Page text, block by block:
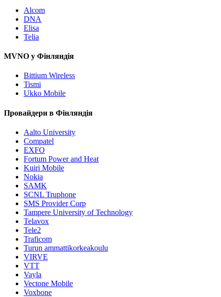
Alcom
DNA
Elisa
Telia
MVNO у Фінляндія
Bittium Wireless
Tismi
Ukko Mobile
Провайдери в Фінляндія
Aalto University
Compatel
EXFO
Fortum Power and Heat
Kuiri Mobile
Nokia
SAMK
SCNL Truphone
SMS Provider Corp
Tampere University of Technology
Telavox
Tele2
Traficom
Turun ammattikorkeakoulu
VIRVE
VTT
Vayla
Vectone Mobile
Voxbone